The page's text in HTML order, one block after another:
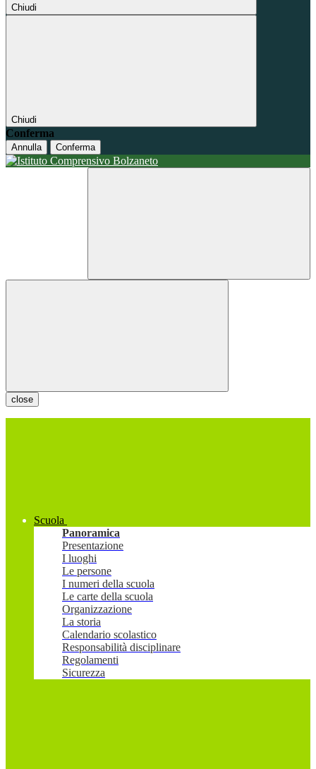
Chiudi
Chiudi
Conferma
Annulla Conferma
close
Scuola
Panoramica
Presentazione
I luoghi
Le persone
I numeri della scuola
Le carte della scuola
Organizzazione
La storia
Calendario scolastico
Responsabilità disciplinare
Regolamenti
Sicurezza